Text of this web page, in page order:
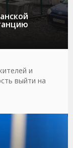
и
выйти на